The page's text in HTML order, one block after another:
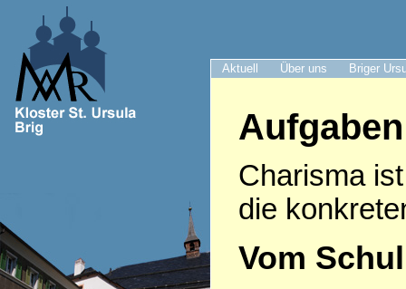
Aktuell Über uns Briger
Charisma
die
Vom